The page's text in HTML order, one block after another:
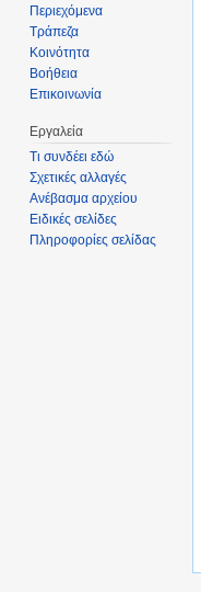
Περιεχόμενα
Τράπεζα
Κοινότητα
Βοήθεια
Επικοινωνία
Εργαλεία
Τι συνδέει εδώ
Σχετικές αλλαγές
Ανέβασμα αρχείου
Ειδικές σελίδες
Πληροφορίες σελίδας